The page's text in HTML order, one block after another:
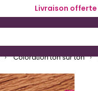
Livraison offerte
Coloration ton sur ton